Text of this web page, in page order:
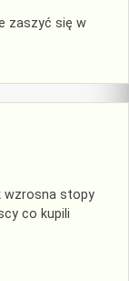
zaszyć się w
wzrosna stopy
co kupili